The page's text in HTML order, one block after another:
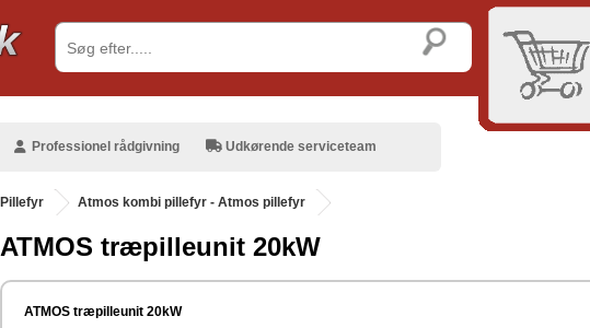
Professionel rådgivning Udkørende serviceteam
Pillefyr Atmos kombi pillefyr - Atmos pillefyr
ATMOS træpilleunit 20kW
ATMOS træpilleunit 20kW